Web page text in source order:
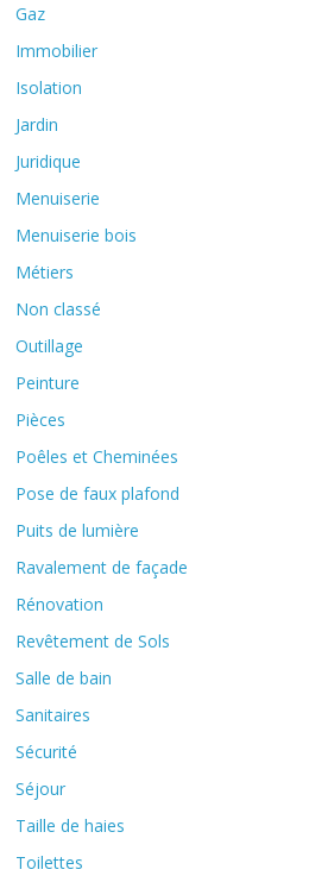
Gaz
Immobilier
Isolation
Jardin
Juridique
Menuiserie
Menuiserie bois
Métiers
Non classé
Outillage
Peinture
Pièces
Poêles et Cheminées
Pose de faux plafond
Puits de lumière
Ravalement de façade
Rénovation
Revêtement de Sols
Salle de bain
Sanitaires
Sécurité
Séjour
Taille de haies
Toilettes